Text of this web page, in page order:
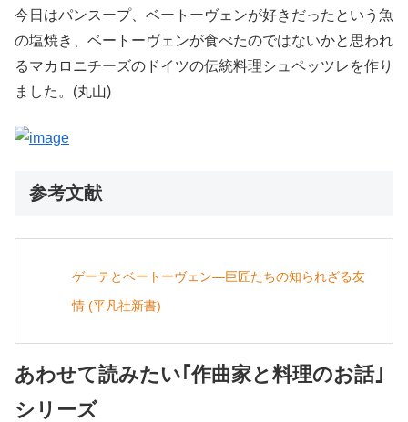
今日はパンスープ、ベートーヴェンが好きだったという魚
の塩焼き、ベートーヴェンが食べたのではないかと思われ
るマカロニチーズのドイツの伝統料理シュペッツレを作り
ました。(丸山)
参考文献
ゲーテとベートーヴェン―巨匠たちの知られざる友
情 (平凡社新書)
あわせて読みたい｢作曲家と料理のお話｣
シリーズ